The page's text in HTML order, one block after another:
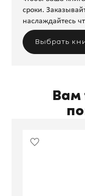
сроки.
наслаждайтесь
Выбрать
Вам